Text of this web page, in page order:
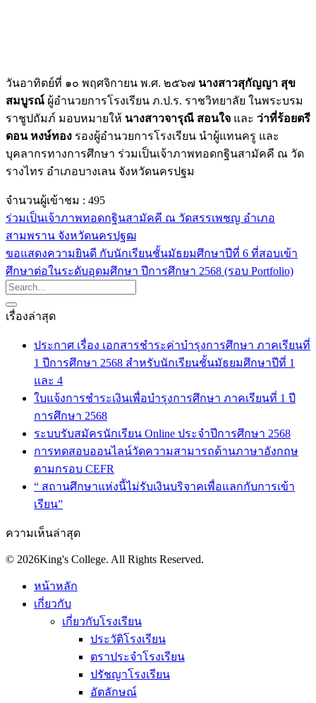
วันอาทิตย์ที่ ๑๐ พฤศจิกายน พ.ศ. ๒๕๖๗ นางสาวสุกัญญา สุข
สมบูรณ์ ผู้อำนวยการโรงเรียน ภ.ป.ร. ราชวิทยาลัย ในพระบรม
ราชูปถัมภ์ มอบหมายให้ นางสาวจารุณี สอนใจ และ ว่าที่ร้อยตรี
ดอน หงษ์ทอง รองผู้อำนวยการโรงเรียน นำผู้แทนครู และ
บุคลากรทางการศึกษา ร่วมเป็นเจ้าภาพทอดกฐินสามัคคี ณ วัด
รางไทร อำเภอบางเลน จังหวัดนครปฐม
จำนวนผู้เข้าชม : 495
ร่วมเป็นเจ้าภาพทอดกฐินสามัคคี ณ วัดสรรเพชญ อำเภอ
สามพราน จังหวัดนครปฐฒ
ขอแสดงความยินดี กับนักเรียนชั้นมัธยมศึกษาปีที่ 6 ที่สอบเข้า
ศึกษาต่อในระดับอุดมศึกษา ปีการศึกษา 2568 (รอบ Portfolio)
เรื่องล่าสุด
ประกาศ เรื่อง เอกสารชำระค่าบำรุงการศึกษา ภาคเรียนที่
1 ปีการศึกษา 2568 สำหรับนักเรียนชั้นมัธยมศึกษาปีที่ 1
และ 4
ใบแจ้งการชำระเงินเพื่อบำรุงการศึกษา ภาคเรียนที่ 1 ปี
การศึกษา 2568
ระบบรับสมัครนักเรียน Online ประจำปีการศึกษา 2568
การทดสอบออนไลน์วัดความสามารถด้านภาษาอังกฤษ
ตามกรอบ CEFR
“ สถานศึกษาแห่งนี้ไม่รับเงินบริจาคเพื่อแลกกับการเข้า
เรียน”
ความเห็นล่าสุด
© 2026King's College. All Rights Reserved.
หน้าหลัก
เกี่ยวกับ
เกี่ยวกับโรงเรียน
ประวัติโรงเรียน
ตราประจำโรงเรียน
ปรัชญาโรงเรียน
อัตลักษณ์